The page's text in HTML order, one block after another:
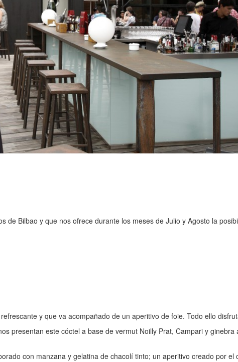
Bilbao y que nos ofrece durante los meses de Julio y Agosto la
y que va acompañado de un aperitivo de foie. Todo ello
presentan este cóctel a base de vermut Noilly Prat, Campari y
con manzana y gelatina de chacolí tinto; un aperitivo creado por